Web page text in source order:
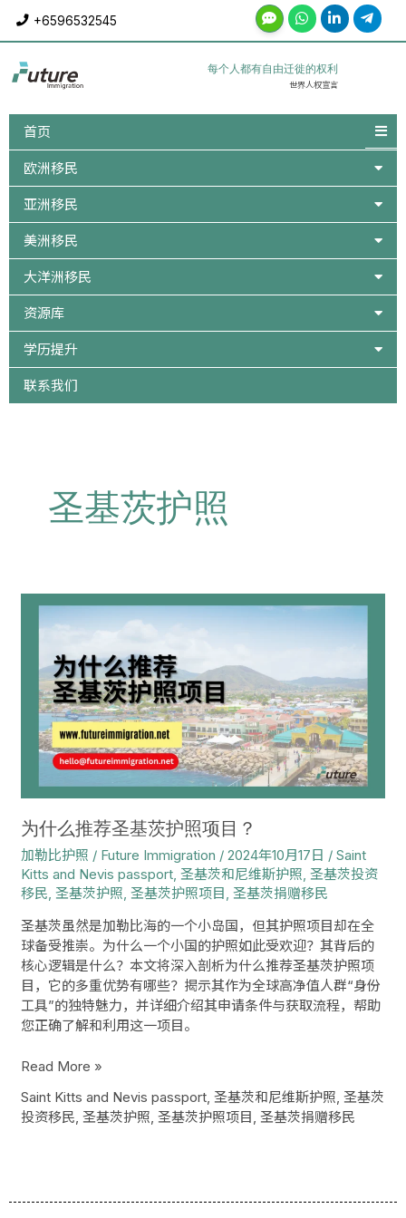
content
+6596532545
每个人都有自由迁徙的权利
世界人权宣言
首页
欧洲移民
亚洲移民
美洲移民
大洋洲移民
资源库
学历提升
联系我们
圣基茨护照
为什么推荐圣基茨护照项目？
加勒比护照 / Future Immigration /2024年10月17日 /Saint
Kitts and Nevis passport,圣基茨和尼维斯护照,圣基茨投资
移民,圣基茨护照,圣基茨护照项目,圣基茨捐赠移民
圣基茨虽然是加勒比海的一个小岛国，但其护照项目却在全
球备受推崇。为什么一个小国的护照如此受欢迎？其背后的
核心逻辑是什么？本文将深入剖析为什么推荐圣基茨护照项
目，它的多重优势有哪些？揭示其作为全球高净值人群“身份
工具”的独特魅力，并详细介绍其申请条件与获取流程，帮助
您正确了解和利用这一项目。
项
目？
Read More »
Saint Kitts and Nevis passport ,圣基茨和尼维斯护照 ,圣基茨
投资移民 ,圣基茨护照 ,圣基茨护照项目 ,圣基茨捐赠移民